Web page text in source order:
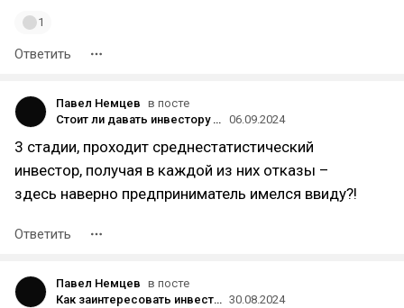
1
Ответить
Павел Немцев в посте
Стоит ли давать инвестору долю компании? 06.09.2024
3 стадии, проходит среднестатистический
инвестор, получая в каждой из них отказы –
здесь наверно предприниматель имелся ввиду?!
Ответить
Павел Немцев в посте
Как заинтересовать инвестора? 30.08.2024